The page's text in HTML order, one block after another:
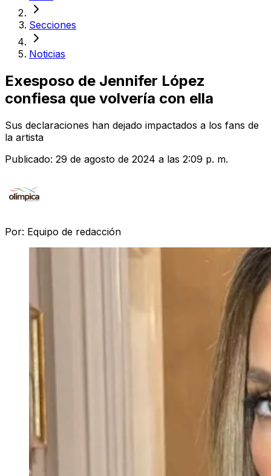
Secciones
Noticias
Exesposo de Jennifer López
confiesa que volvería con ella
Sus declaraciones han dejado impactados a los fans de
la artista
Publicado: 29 de agosto de 2024 a las 2:09 p. m.
Por: Equipo de redacción